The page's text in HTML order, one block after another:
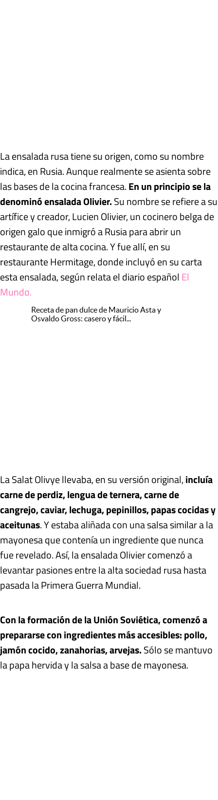
La ensalada rusa tiene su origen, como su nombre
indica, en Rusia. Aunque realmente se asienta sobre
las bases de la cocina francesa.En un principio se la
denominó ensalada Olivier.Su nombre se refiere a su
artífice y creador, Lucien Olivier, un cocinero belga de
origen galo que inmigró a Rusia para abrir un
restaurante de alta cocina. Y fue allí, en su
restaurante Hermitage, donde incluyó en su carta
esta ensalada, según relata el diario español El
Mundo.
Receta de pan dulce de Mauricio Asta y
Osvaldo Gross: casero y fácil...
La Salat Olivye llevaba, en su versión original,incluía
carne de perdiz, lengua de ternera, carne de
cangrejo, caviar, lechuga, pepinillos, papas cocidas y
aceitunas. Y estaba aliñada con una salsa similar a la
mayonesa que contenía un ingrediente que nunca
fue revelado. Así, la ensalada Olivier comenzó a
levantar pasiones entre la alta sociedad rusa hasta
pasada la Primera Guerra Mundial.
Con la formación de la Unión Soviética, comenzó a
prepararse con ingredientes más accesibles: pollo,
jamón cocido, zanahorias, arvejas.Sólo se mantuvo
la papa hervida y la salsa a base de mayonesa.